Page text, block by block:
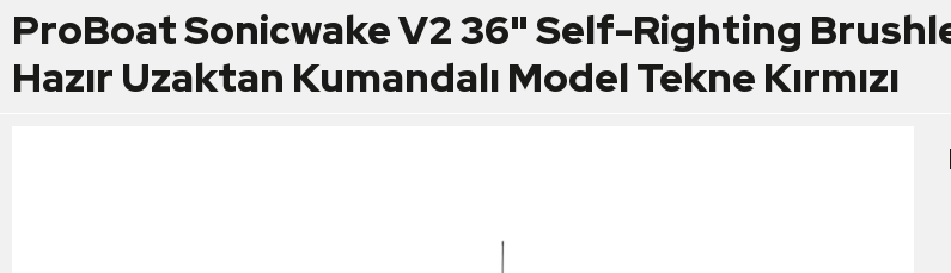
ProBoat Sonicwake V2 36" Self-Righting
Hazır Uzaktan Kumandalı Model Tekne Kırmızı